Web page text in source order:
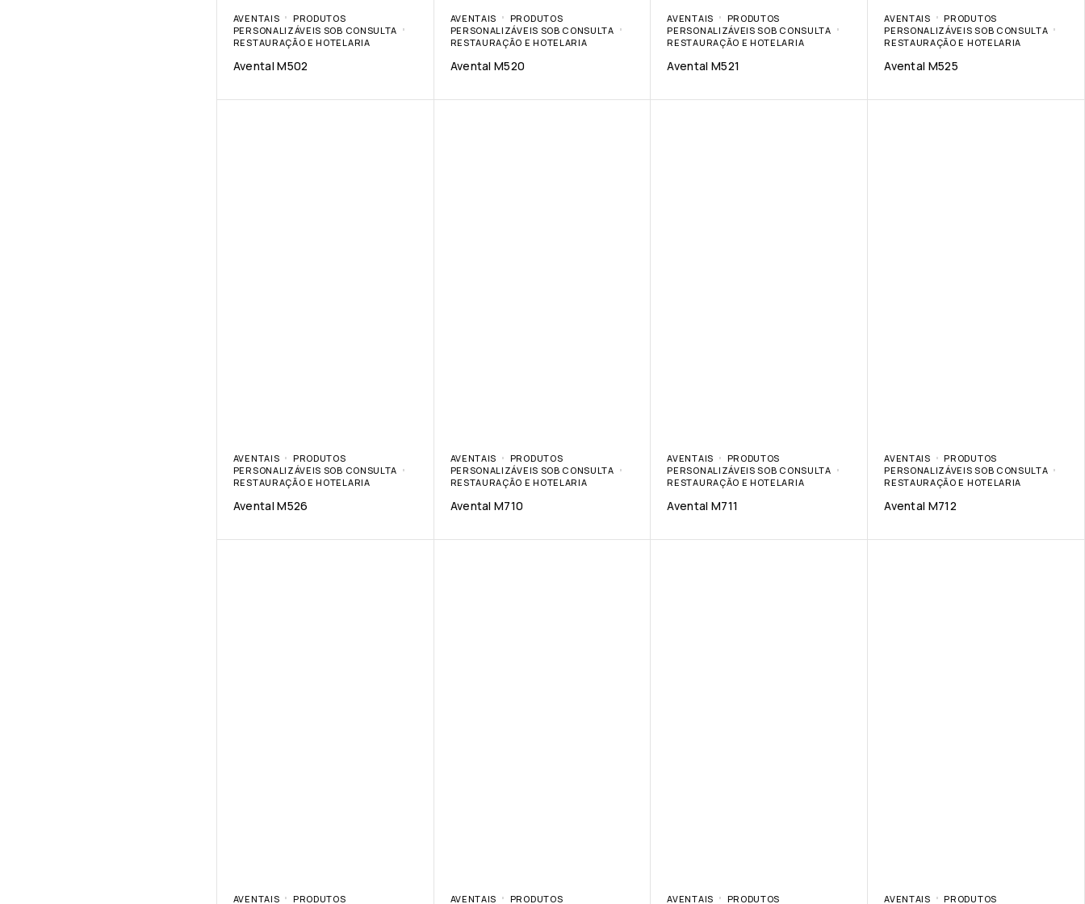
AVENTAIS
PRODUTOS
PERSONALIZÁVEIS SOB CONSULTA
RESTAURAÇÃO E HOTELARIA
Avental M502
AVENTAIS
PRODUTOS
PERSONALIZÁVEIS SOB CONSULTA
RESTAURAÇÃO E HOTELARIA
Avental M520
AVENTAIS
PRODUTOS
PERSONALIZÁVEIS SOB CONSULTA
RESTAURAÇÃO E HOTELARIA
Avental M521
AVENTAIS
PRODUTOS
PERSONALIZÁVEIS SOB CONSULTA
RESTAURAÇÃO E HOTELARIA
Avental M525
AVENTAIS
PRODUTOS
PERSONALIZÁVEIS SOB CONSULTA
RESTAURAÇÃO E HOTELARIA
Avental M526
AVENTAIS
PRODUTOS
PERSONALIZÁVEIS SOB CONSULTA
RESTAURAÇÃO E HOTELARIA
Avental M710
AVENTAIS
PRODUTOS
PERSONALIZÁVEIS SOB CONSULTA
RESTAURAÇÃO E HOTELARIA
Avental M711
AVENTAIS
PRODUTOS
PERSONALIZÁVEIS SOB CONSULTA
RESTAURAÇÃO E HOTELARIA
Avental M712
AVENTAIS PRODUTOS AVENTAIS PRODUTOS AVENTAIS PRODUTOS AVENTAIS PRODUTOS